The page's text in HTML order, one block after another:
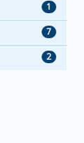
1
7
2